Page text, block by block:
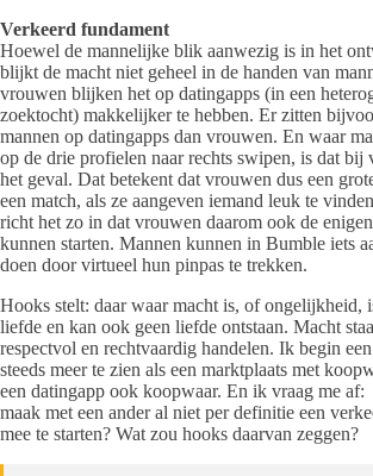
Verkeerd fundament
Hoewel de mannelijke blik aanwezig is in het
blijkt de macht niet geheel in de handen van
vrouwen blijken het op datingapps (in een
zoektocht) makkelijker te hebben. Er zitten
mannen op datingapps dan vrouwen. En waar
op de drie profielen naar rechts swipen, is dat bij
het geval. Dat betekent dat vrouwen dus een
een match, als ze aangeven iemand leuk te
richt het zo in dat vrouwen daarom ook de
kunnen starten. Mannen kunnen in Bumble iets
doen door virtueel hun pinpas te trekken.
Hooks stelt: daar waar macht is, of ongelijkheid,
liefde en kan ook geen liefde ontstaan. Macht
respectvol en rechtvaardig handelen. Ik begin
steeds meer te zien als een marktplaats met
een datingapp ook koopwaar. En ik vraag me af:
maak met een ander al niet per definitie een
mee te starten? Wat zou hooks daarvan zeggen?